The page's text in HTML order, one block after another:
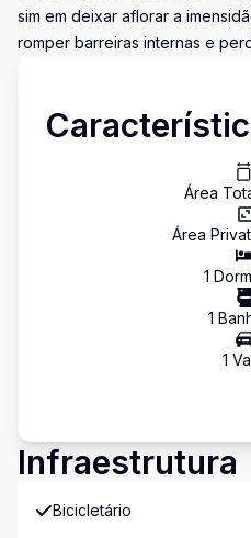
sim em deixar aflorar a
romper barreiras internas e
Área
Área
1
1
1
Infraestrutura
Bicicletário